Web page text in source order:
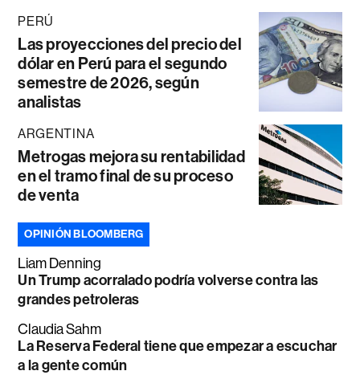
PERÚ
Las proyecciones del precio del
dólar en Perú para el segundo
semestre de 2026, según
analistas
ARGENTINA
Metrogas mejora su rentabilidad
en el tramo final de su proceso
de venta
OPINIÓN BLOOMBERG
Liam Denning
Un Trump acorralado podría volverse contra las
grandes petroleras
Claudia Sahm
La Reserva Federal tiene que empezar a escuchar
a la gente común